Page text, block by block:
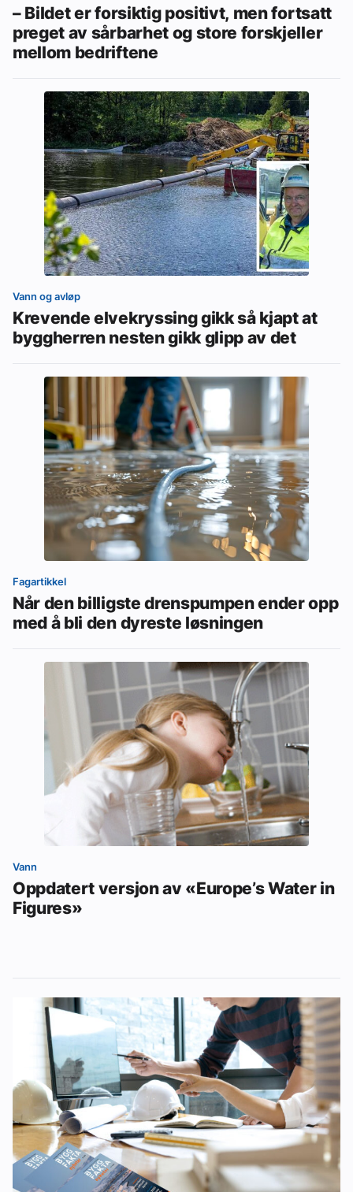
– Bildet er forsiktig positivt, men fortsatt
preget av sårbarhet og store forskjeller
mellom bedriftene
Vann og avløp
Krevende elvekryssing gikk så kjapt at
byggherren nesten gikk glipp av det
Fagartikkel
Når den billigste drenspumpen ender opp
med å bli den dyreste løsningen
Vann
Oppdatert versjon av «Europe’s Water in
Figures»